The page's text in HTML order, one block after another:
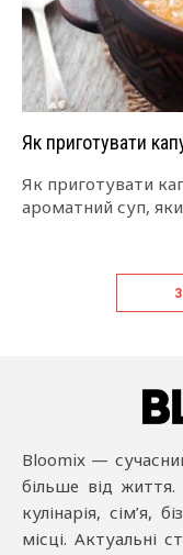
Як приготувати
Як приготувати
ароматний суп,
Bloomix —
більше від
кулінарія, сім’я,
місці. Актуальні